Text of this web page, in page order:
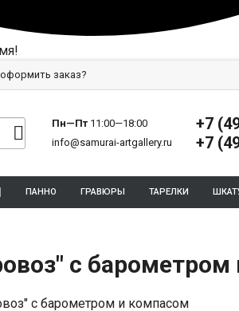
заказ?
Пн—Пт 11:00—18:00
info@samurai-artgallery.ru
+7
+7
ПАННО ГРАВЮРЫ ТАРЕЛКИ
с барометром